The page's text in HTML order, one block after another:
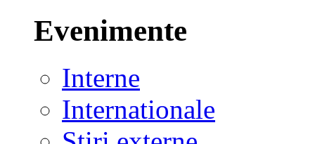
Evenimente
Interne
Internationale